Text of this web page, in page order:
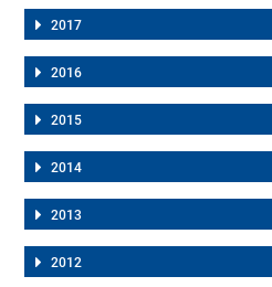
2017
2016
2015
2014
2013
2012